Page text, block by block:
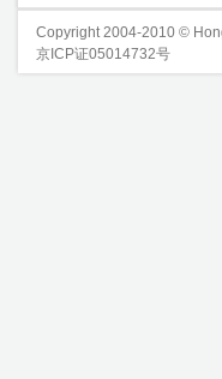
Copyright 2004-2010 ©
京ICP证05014732号